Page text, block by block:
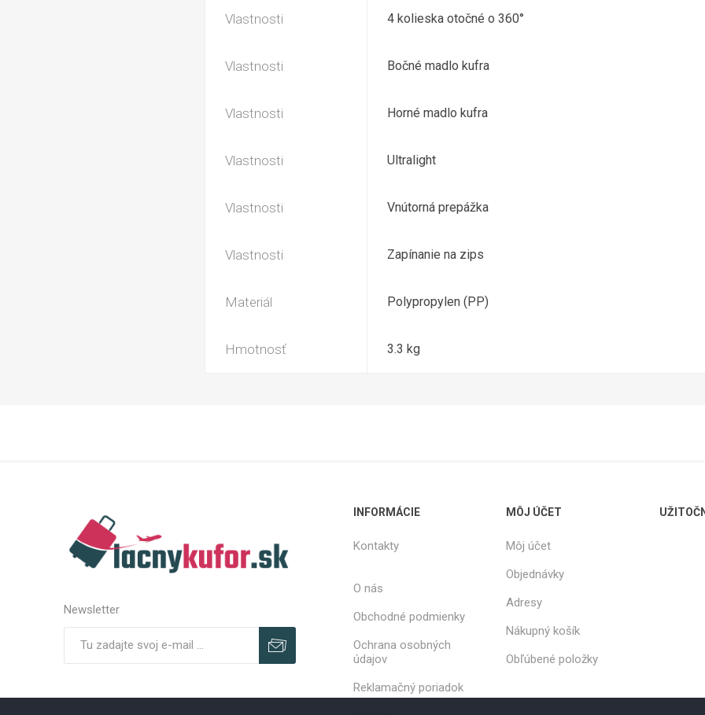
Vlastnosti 4 kolieska otočné o 360°
Vlastnosti Bočné madlo kufra
Vlastnosti Horné madlo kufra
Vlastnosti Ultralight
Vlastnosti Vnútorná prepážka
Vlastnosti Zapínanie na zips
Materiál Polypropylen (PP)
Hmotnosť 3.3 kg
Newsletter
INFORMÁCIE
Kontakty
O nás
Obchodné podmienky
Ochrana osobných
údajov
Reklamačný poriadok
MÔJ ÚČET
Môj účet
Objednávky
Adresy
Nákupný košík
Obľúbené položky